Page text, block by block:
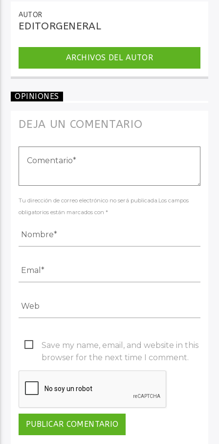
AUTOR
EDITORGENERAL
ARCHIVOS DEL AUTOR
OPINIONES
DEJA UN COMENTARIO
Tu dirección de correo electrónico no será publicada.Los campos
obligatorios están marcados con *
Save my name, email, and website in this
browser for the next time I comment.